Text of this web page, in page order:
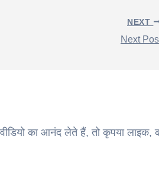
NEXT
Next
वीडियो का आनंद लेते हैं, तो कृपया